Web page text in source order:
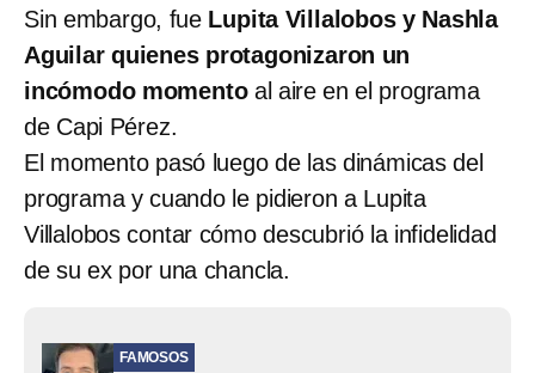
Sin embargo, fue Lupita Villalobos y Nashla
Aguilar quienes protagonizaron un
incómodo momentoal aire en el programa
de Capi Pérez.
El momento pasó luego de las dinámicas del
programa y cuando le pidieron a Lupita
Villalobos contar cómo descubrió la infidelidad
de su ex por una chancla.
FAMOSOS